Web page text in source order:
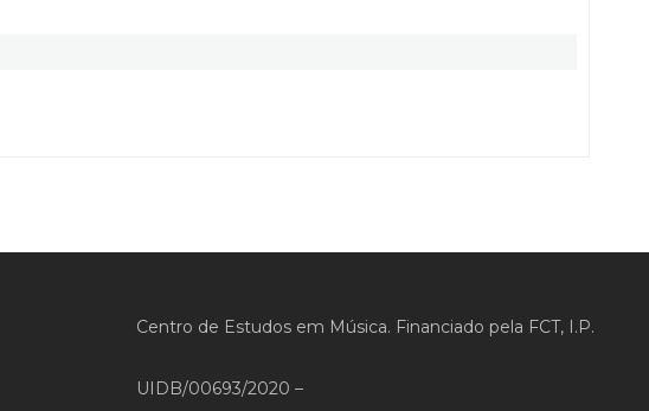
Centro de Estudos em Música. Financiado pela FCT, I.P.
UIDB/00693/2020 –